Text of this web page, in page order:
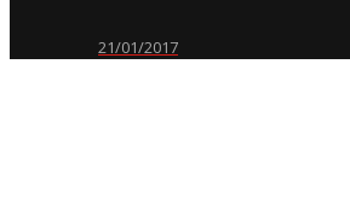
21/01/2017